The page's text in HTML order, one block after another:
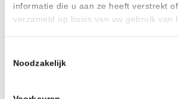
informatie die u aan ze heeft verstrekt
verzameld op basis van uw gebruik van
Noodzakelijk
Nieuws
Microcentrum organiseert op donderdag
Clean Event 2026. Dit is een